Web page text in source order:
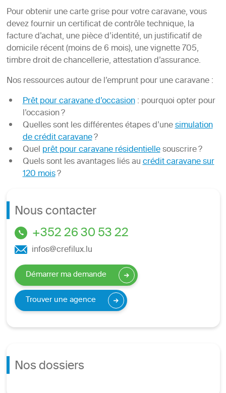
Pour obtenir une carte grise pour votre caravane, vous
devez fournir un certificat de contrôle technique, la
facture d’achat, une pièce d’identité, un justificatif de
domicile récent (moins de 6 mois), une vignette 705,
timbre droit de chancellerie, attestation d’assurance.
Nos ressources autour de l’emprunt pour une caravane :
Prêt pour caravane d’occasion: pourquoi opter pour
l’occasion ?
Quelles sont les différentes étapes d’unesimulation
de crédit caravane?
Quel prêt pour caravane résidentiellesouscrire ?
Quels sont les avantages liés aucrédit caravane sur
120 mois?
Nous contacter
+352 26 30 53 22
infos@crefilux.lu
Démarrer ma demande
Trouver une agence
Nos dossiers